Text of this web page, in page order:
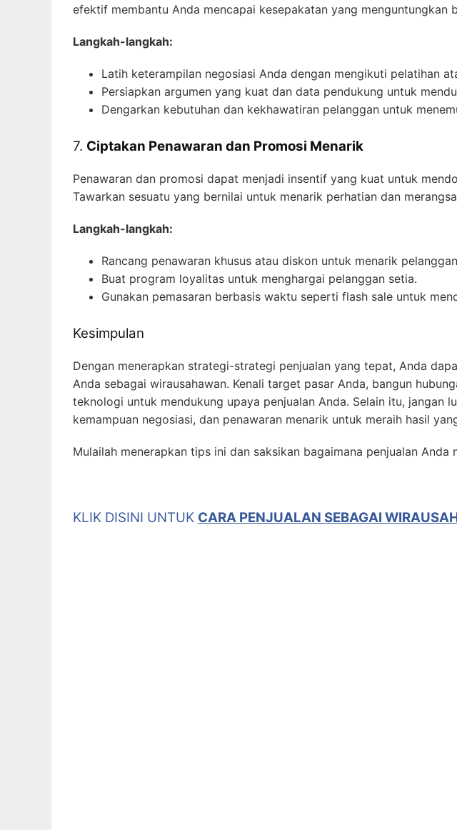
efektif membantu Anda mencapai kesepakatan yang menguntungkan
Langkah-langkah:
Latih keterampilan negosiasi Anda dengan mengikuti pelatihan
Persiapkan argumen yang kuat dan data pendukung untuk
Dengarkan kebutuhan dan kekhawatiran pelanggan untuk
7. Ciptakan Penawaran dan Promosi Menarik
Penawaran dan promosi dapat menjadi insentif yang kuat untuk
Tawarkan sesuatu yang bernilai untuk menarik perhatian dan
Langkah-langkah:
Rancang penawaran khusus atau diskon untuk menarik
Buat program loyalitas untuk menghargai pelanggan setia.
Gunakan pemasaran berbasis waktu seperti flash sale untuk
Kesimpulan
Dengan menerapkan strategi-strategi penjualan yang tepat, Anda
Anda sebagai wirausahawan. Kenali target pasar Anda, bangun
teknologi untuk mendukung upaya penjualan Anda. Selain itu, jangan
kemampuan negosiasi, dan penawaran menarik untuk meraih hasil
Mulailah menerapkan tips ini dan saksikan bagaimana penjualan Anda
KLIK DISINI UNTUK CARA PENJUALAN SEBAGAI